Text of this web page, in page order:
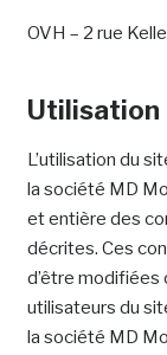
OVH – 2 rue
Utilisation
L’utilisation du
la société MD
et entière des
décrites. Ces
d’être
utilisateurs du
la société MD